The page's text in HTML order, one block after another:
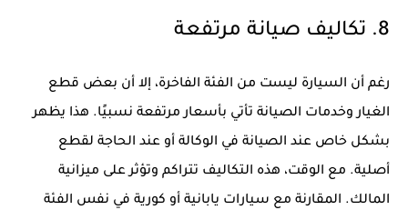
8. تكاليف صيانة مرتفعة
رغم أن السيارة ليست من الفئة الفاخرة، إلا أن بعض قطع
الغيار وخدمات الصيانة تأتي بأسعار مرتفعة نسبيًا. هذا يظهر
بشكل خاص عند الصيانة في الوكالة أو عند الحاجة لقطع
أصلية. مع الوقت، هذه التكاليف تتراكم وتؤثر على ميزانية
المالك. المقارنة مع سيارات يابانية أو كورية في نفس الفئة